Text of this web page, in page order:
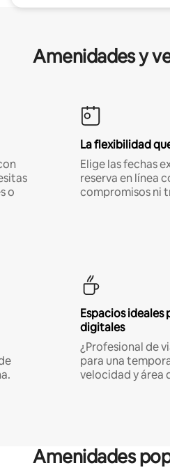
Amenidades y
o
La flexibilidad
Elige las fechas
reserva en línea
compromisos ni
Espacios
digitales
¿Profesional de
para una
velocidad y área
Amenidades